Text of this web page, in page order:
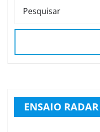
PESQUISAR
ENSAIO RADAR